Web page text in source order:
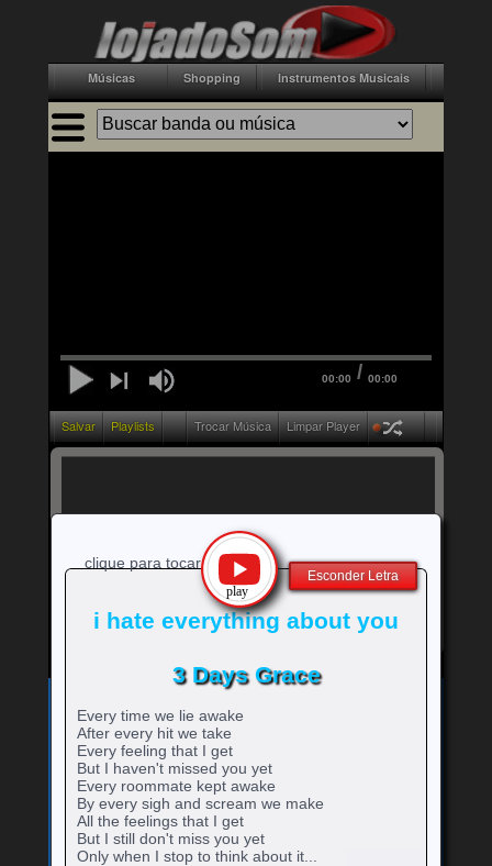
i hate everything about you
3 Days Grace
Every time we lie awake
After every hit we take
Every feeling that I get
But I haven't missed you yet
Every roommate kept awake
By every sigh and scream we make
All the feelings that I get
But I still don't miss you yet
Only when I stop to think about it...
clique para tocar
Esconder Letra
Músicas Shopping Instrumentos Musicais
00:00 / 00:00
Salvar Playlists Trocar Música Limpar Player
Bandas e cantores que começam com a Letra
0-9
-
artistas
com
números
Artistas
com
A
Brtistas
com
B
Crtistas
com
C
rtistas
com
D
E
I
rtistas
com
I
Jrtistas
com
J
Krtistas
com
K
Lrtistas
com
L
Mrtistas
com
com
R
rtistas
com
R
Srtistas
com
S
Trtistas
com
T
Urtistas
com
U
Vrtistas
com
V
Wrtistas
W
X